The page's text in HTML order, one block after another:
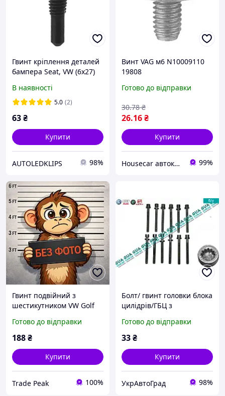
Гвинт кріплення деталей
бампера Seat, VW (6х27)
В наявності
5.0 (2)
63₴
Купити
AUTOLEDKLIPS 98%
Винт VAG м6 N10009110
19808
Готово до відправки
26.16₴
30.78 ₴
Купити
Housecar автокріплення, кліпси склопідйомники 99%
Гвинт подвійний з
шестикутником VW Golf
VAG
Готово до відправки
188₴
Купити
Trade Peak 100%
Болт/ гвинт головки блока
цилідрів/ГБЦ з
(M12x1.75, довжина 115)
068103384A Volvo/
Готово до відправки
33₴
Купити
УкрАвтоГрад 98%